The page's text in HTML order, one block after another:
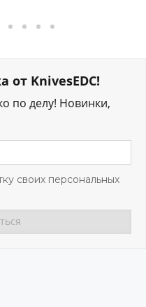
от KnivesEDC!
по делу! Новинки,
своих персональных